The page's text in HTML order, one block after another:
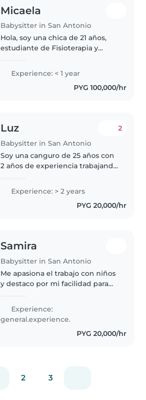
Micaela
Babysitter in San Antonio
Hola, soy una chica de 21 años,
estudiante de Fisioterapia y
persona responsable, amable,
paciente y muy atenta. Tengo
experiencia en el cuidado de
Experience: < 1 year
PYG 100,000/hr
Luz
Babysitter in San Antonio
2
Soy una canguro de 25 años con
2 años de experiencia trabajando
considero una persona
responsable, divertida y
tranquila. Disfruto mucho
Experience: > 2 years
PYG 20,000/hr
Samira
Babysitter in San Antonio
Me apasiona el trabajo con niños
y destaco por mi facilidad para
niños mi experiencia combina la
enseñanza formal con la práctica
diaria en el hogar, cuidando..
Experience:
general.experience.
PYG 20,000/hr
2 3